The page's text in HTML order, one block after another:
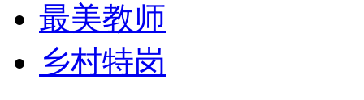
最美教师
乡村特岗